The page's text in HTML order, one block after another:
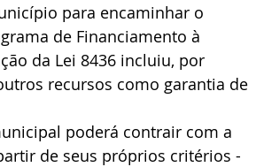
para encaminhar o
de Financiamento à
da Lei 8436 incluiu, por
recursos como garantia de
poderá contrair com a
de seus próprios critérios -